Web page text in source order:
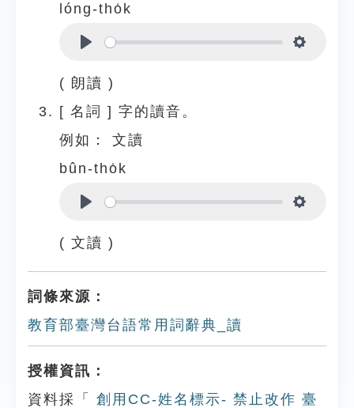
lóng-tho̍k
( 朗讀 )
[ 名詞 ] 字的讀音。
例如：
文讀
bûn-tho̍k
( 文讀 )
詞條來源：
教育部臺灣台語常用詞辭典_讀
授權資訊：
資料採「
創用CC-姓名標示- 禁止改作 臺